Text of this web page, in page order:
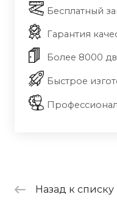
Бесплатный
Гарантия
Более 8000
Быстрое
Назад к списку